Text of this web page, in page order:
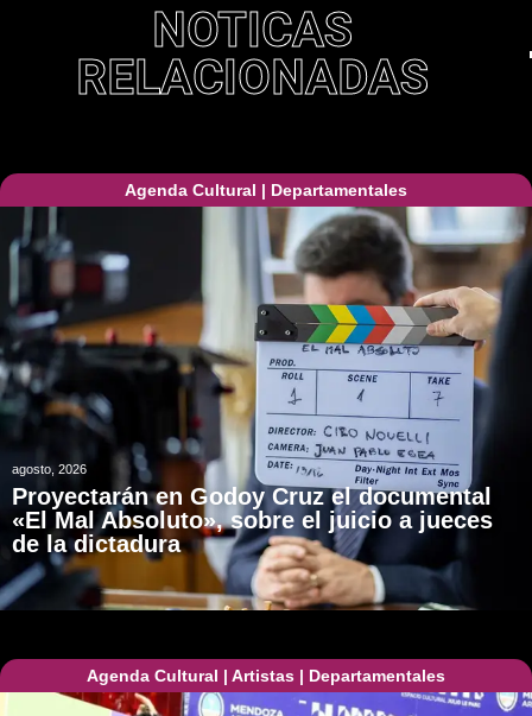
NOTICAS
RELACIONADAS
Agenda Cultural | Departamentales
agosto, 2026
Proyectarán en Godoy Cruz el documental
«El Mal Absoluto», sobre el juicio a jueces
de la dictadura
Agenda Cultural | Artistas | Departamentales